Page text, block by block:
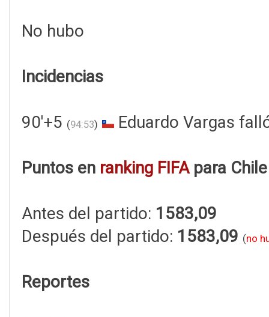
No hubo
Incidencias
90'+5 (94:53) Eduardo Vargas
Puntos en ranking FIFApara Chile
Antes del partido: 1583,09
Después del partido: 1583,09 (no
Reportes